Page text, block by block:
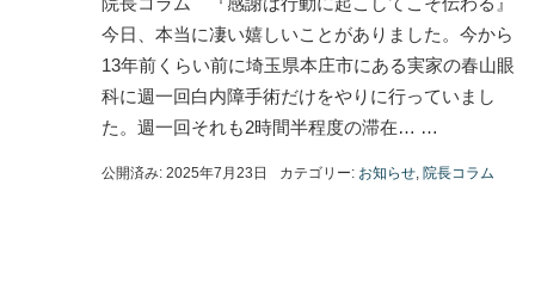
今日、本当に凄い嬉しいことがありました。今から
13年前くらい前に埼玉県本庄市にある実家の春山眼
科に週一回白内障手術だけをやりに行っていまし
た。週一回それも2時間半程度の滞在… …
公開済み: 2025年7月23日 カテゴリー: お知らせ, 院長コラム